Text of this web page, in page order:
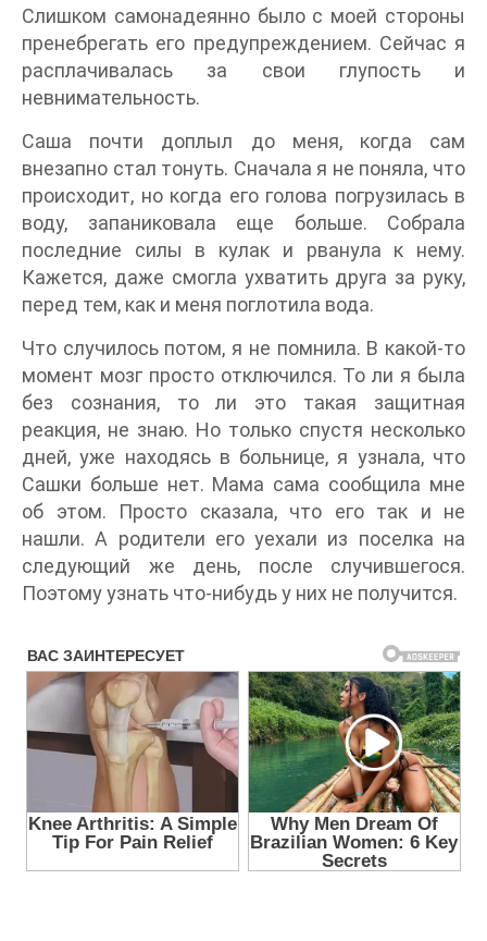
Слишком самонадеянно было с моей стороны
пренебрегать его предупреждением. Сейчас я
расплачивалась за свои глупость и
невнимательность.
Саша почти доплыл до меня, когда сам
внезапно стал тонуть. Сначала я не поняла, что
происходит, но когда его голова погрузилась в
воду, запаниковала еще больше. Собрала
последние силы в кулак и рванула к нему.
Кажется, даже смогла ухватить друга за руку,
перед тем, как и меня поглотила вода.
Что случилось потом, я не помнила. В какой-то
момент мозг просто отключился. То ли я была
без сознания, то ли это такая защитная
реакция, не знаю. Но только спустя несколько
дней, уже находясь в больнице, я узнала, что
Сашки больше нет. Мама сама сообщила мне
об этом. Просто сказала, что его так и не
нашли. А родители его уехали из поселка на
следующий же день, после случившегося.
Поэтому узнать что-нибудь у них не получится.